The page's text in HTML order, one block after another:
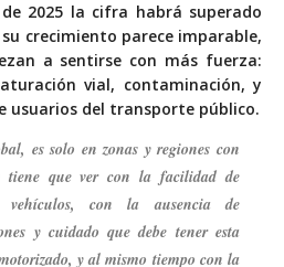
2025 la cifra habrá superado
crecimiento parece imparable,
a sentirse con más fuerza:
vial, contaminación, y
usuarios del transporte público.
es solo en zonas y regiones con
tiene que ver con la facilidad de
con la ausencia de
y cuidado que debe tener esta
y al mismo tiempo con la